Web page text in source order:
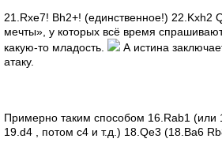
21.Rxe7! Bh2+! (единственное!) 22.Kxh2
мечты», у которых всё время
какую-то младость.
А истина
атаку.
Примерно таким способом 16.Rab1 (или
19.d4 , потом с4 и т.д.) 18.Qe3 (18.Ba6